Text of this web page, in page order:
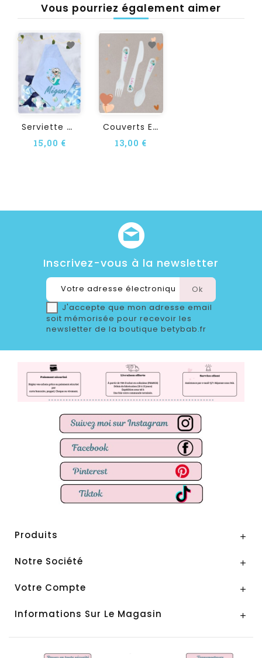
Vous pourriez également aimer
S
Erviette De Table...
15,00 €
C
Ouverts Enfant...
13,00 €
Inscrivez-vous à la newsletter
J'accepte que mon adresse email
soit mémorisée pour recevoir les
newsletter de la boutique betybab.fr
Produits 
Notre Société 
Votre Compte 
Informations Sur Le Magasin 